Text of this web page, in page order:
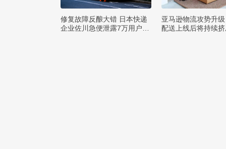
修复故障反酿大错 日本快递
企业佐川急便泄露7万用户隐
亚马逊物流攻势升
配送上线后将持续